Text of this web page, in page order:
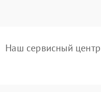
Наш сервисный